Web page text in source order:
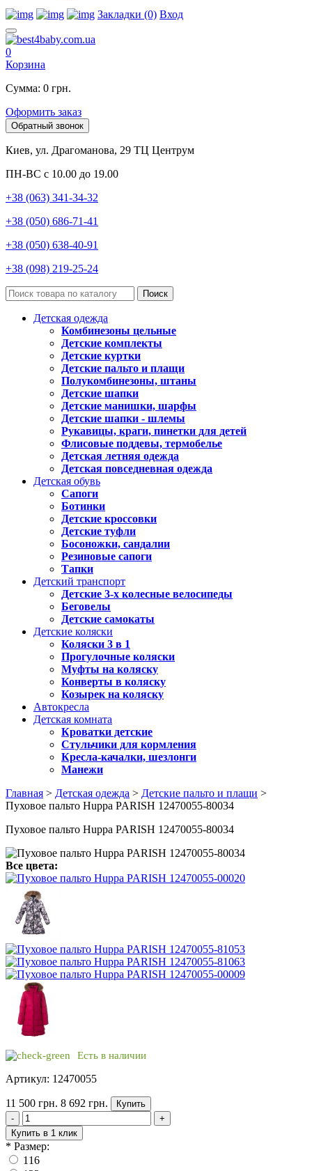
Закладки (0) Вход
0
Корзина
Сумма: 0 грн.
Оформить заказ
Обратный звонок
Киев, ул. Драгоманова, 29 ТЦ Центрум
ПН-ВС с 10.00 до 19.00
+38 (063) 341-34-32
+38 (050) 686-71-41
+38 (050) 638-40-91
+38 (098) 219-25-24
Поиск
Детская одежда
Комбинезоны цельные
Детские комплекты
Детские куртки
Детские пальто и плащи
Полукомбинезоны, штаны
Детские шапки
Детские манишки, шарфы
Детские шапки - шлемы
Рукавицы, краги, пинетки для детей
Флисовые поддевы, термобелье
Детская летняя одежда
Детская повседневная одежда
Детская обувь
Сапоги
Ботинки
Детские кроссовки
Детские туфли
Босоножки, сандалии
Резиновые сапоги
Тапки
Детский транспорт
Детские 3-х колесные велосипеды
Беговелы
Детские самокаты
Детские коляски
Коляски 3 в 1
Прогулочные коляски
Муфты на коляску
Конверты в коляску
Козырек на коляску
Автокресла
Детская комната
Кроватки детские
Стульчики для кормления
Кресла-качалки, шезлонги
Манежи
Главная > Детская одежда > Детские пальто и плащи >
Пуховое пальто Huppa PARISH 12470055-80034
Пуховое пальто Huppa PARISH 12470055-80034
Все цвета:
Есть в наличии
Артикул: 12470055
11 500 грн. 8 692 грн.
Купить
-
+
Купить в 1 клик
* Размер:
116